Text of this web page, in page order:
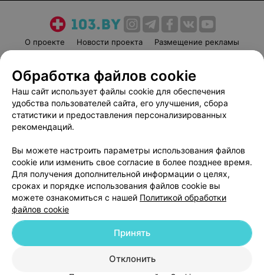
О проекте Новости проекта
Размещение рекламы
Пользовательское соглашение
Способы оплаты
Вакансии
Партнеры
Написать руководителю 103.by
Обработка персональных данных
© 2026 ООО «Артокс Лаб», УНП 191700409
| 220012, Республика Беларусь,
Служба поддержки +375 291212755
Обработка файлов cookie
Наш сайт использует файлы cookie для обеспечения
удобства пользователей сайта, его улучшения, сбора
статистики и предоставления персонализированных
рекомендаций.
Вы можете настроить параметры использования файлов
cookie или изменить свое согласие в более позднее время.
Для получения дополнительной информации о целях,
сроках и порядке использования файлов cookie вы
можете ознакомиться с нашей Политикой обработки
файлов cookie
Отклонить
Принять